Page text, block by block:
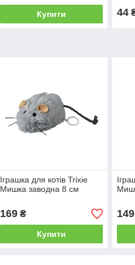
Купити 44
Іграшка для котів Trixie
Мишка заводна 8 см
169₴
Купити
149